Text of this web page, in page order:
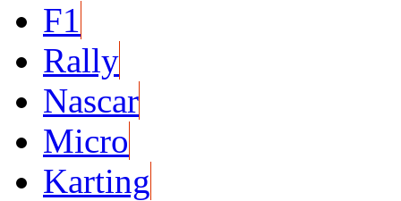
F1
Rally
Nascar
Micro
Karting